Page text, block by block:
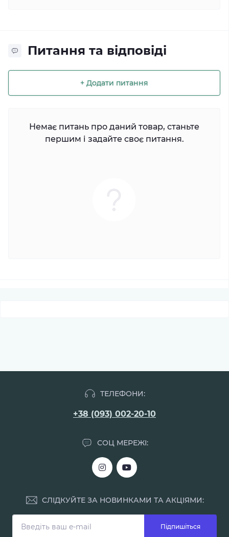
Питання та відповіді
+ Додати питання
Немає питань про даний товар, станьте
першим і задайте своє питання.
ТЕЛЕФОНИ:
+38 (093) 002-20-10
СОЦ МЕРЕЖІ:
СЛІДКУЙТЕ ЗА НОВИНКАМИ ТА АКЦІЯМИ:
Підпишіться